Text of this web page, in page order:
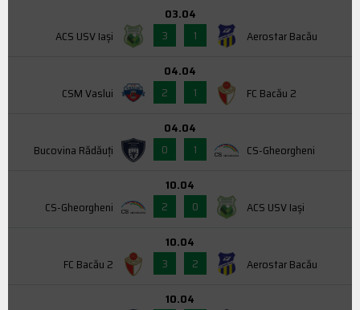
ACS USV Iaşi
03.04
3
1 Aerostar Bacău
CSM Vaslui
04.04
2
1 FC Bacău 2
Bucovina Rădăuți
04.04
0
1 CS-Gheorgheni
CS-Gheorgheni
10.04
2
0 ACS USV Iaşi
FC Bacău 2
10.04
3
2 Aerostar Bacău
10.04